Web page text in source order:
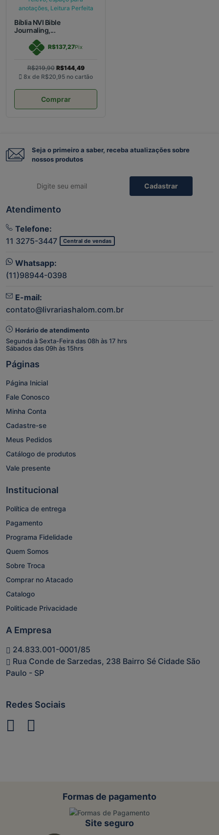
Bíblia NVI Bible
Journaling,...
R$137,27Pix
R$219,90 R$144,49
8x de R$20,95 no cartão
Comprar
Seja o primeiro a saber, receba atualizações sobre
nossos produtos
Cadastrar
Atendimento
Telefone:
11 3275-3447
Central de vendas
Whatsapp:
(11)98944-0398
E-mail:
contato@livrariashalom.com.br
Horário de atendimento
Segunda à Sexta-Feira das 08h às 17 hrs
Sábados das 09h às 15hrs
Páginas
Página Inicial
Fale Conosco
Minha Conta
Cadastre-se
Meus Pedidos
Catálogo de produtos
Vale presente
Institucional
Política de entrega
Pagamento
Programa Fidelidade
Quem Somos
Sobre Troca
Comprar no Atacado
Catalogo
Politicade Privacidade
A Empresa
24.833.001-0001/85
Rua Conde de Sarzedas, 238 Bairro Sé Cidade São
Paulo - SP
Redes Sociais
Formas de pagamento
Site seguro